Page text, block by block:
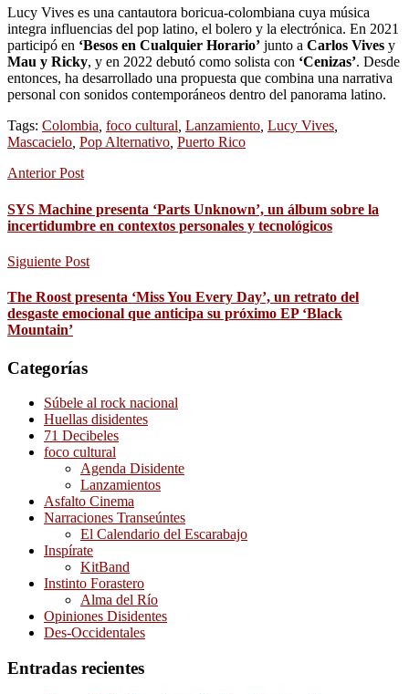
Lucy Vives es una cantautora boricua-colombiana cuya música
integra influencias del pop latino, el bolero y la electrónica. En 2021
participó en ‘Besos en Cualquier Horario’ junto a Carlos Vives y
Mau y Ricky, y en 2022 debutó como solista con ‘Cenizas’. Desde
entonces, ha desarrollado una propuesta que combina una narrativa
personal con sonidos contemporáneos dentro del panorama latino.
Tags: Colombia, foco cultural, Lanzamiento, Lucy Vives,
Mascacielo, Pop Alternativo, Puerto Rico
Anterior Post
SYS Machine presenta ‘Parts Unknown’, un álbum sobre la
incertidumbre en contextos personales y tecnológicos
Siguiente Post
The Roost presenta ‘Miss You Every Day’, un retrato del
desgaste emocional que anticipa su próximo EP ‘Black
Mountain’
Categorías
Súbele al rock nacional
Huellas disidentes
71 Decibeles
foco cultural
Agenda Disidente
Lanzamientos
Asfalto Cinema
Narraciones Transeúntes
El Calendario del Escarabajo
Inspírate
KitBand
Instinto Forastero
Alma del Río
Opiniones Disidentes
Des-Occidentales
Entradas recientes